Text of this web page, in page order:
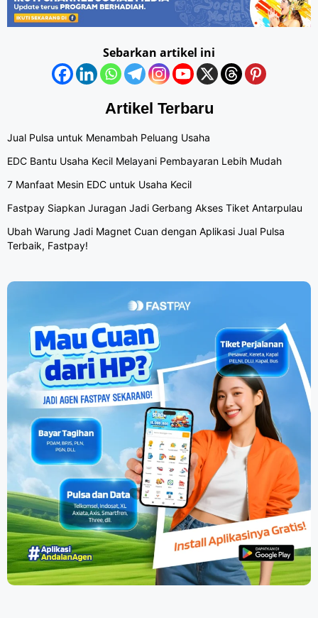
Sebarkan artikel ini
Artikel Terbaru
Jual Pulsa untuk Menambah Peluang Usaha
EDC Bantu Usaha Kecil Melayani Pembayaran Lebih Mudah
7 Manfaat Mesin EDC untuk Usaha Kecil
Fastpay Siapkan Juragan Jadi Gerbang Akses Tiket Antarpulau
Ubah Warung Jadi Magnet Cuan dengan Aplikasi Jual Pulsa
Terbaik, Fastpay!